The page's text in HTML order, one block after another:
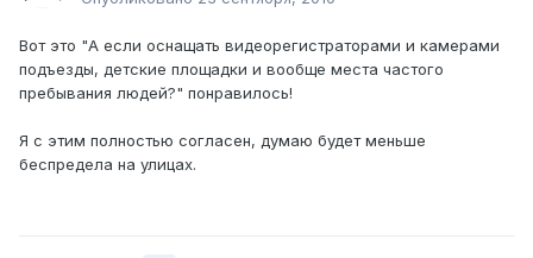
Вот это "А если оснащать видеорегистраторами и камерами
подъезды, детские площадки и вообще места частого
пребывания людей?" понравилось!
Я с этим полностью согласен, думаю будет меньше
беспредела на улицах.